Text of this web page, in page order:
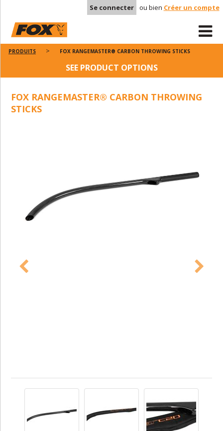
Se connecter ou bien Créer un compte
PRODUITS FOX RANGEMASTER® CARBON THROWING STICKS
SEE PRODUCT OPTIONS
FOX RANGEMASTER® CARBON THROWING
STICKS